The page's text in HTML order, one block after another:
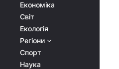
Економіка
Світ
Екологія
Регіони
Спорт
Наука